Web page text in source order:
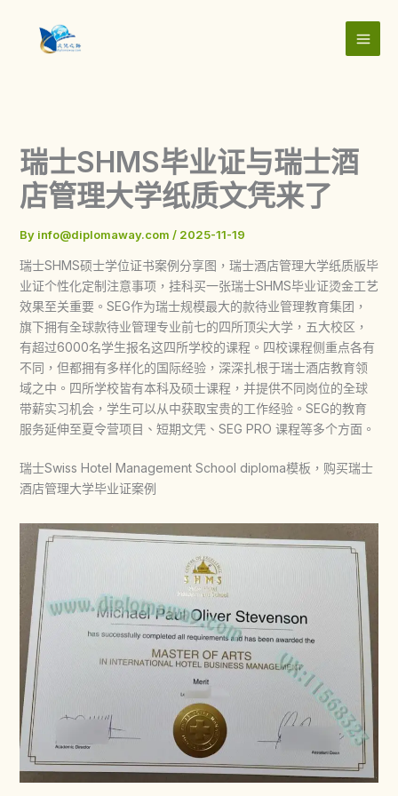
content
瑞士SHMS毕业证与瑞士酒
店管理大学纸质文凭来了
By info@diplomaway.com / 2025-11-19
瑞士SHMS硕士学位证书案例分享图，瑞士酒店管理大学纸质版毕
业证个性化定制注意事项，挂科买一张瑞士SHMS毕业证烫金工艺
效果至关重要。SEG作为瑞士规模最大的款待业管理教育集团，
旗下拥有全球款待业管理专业前七的四所顶尖大学，五大校区，
有超过6000名学生报名这四所学校的课程。四校课程侧重点各有
不同，但都拥有多样化的国际经验，深深扎根于瑞士酒店教育领
域之中。四所学校皆有本科及硕士课程，并提供不同岗位的全球
带薪实习机会，学生可以从中获取宝贵的工作经验。SEG的教育
服务延伸至夏令营项目、短期文凭、SEG PRO 课程等多个方面。
瑞士Swiss Hotel Management School diploma模板，购买瑞士
酒店管理大学毕业证案例